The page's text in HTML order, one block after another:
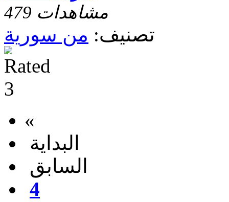
479 مشاهدات
تصنيف: من سورية
«
البداية
السابق
4